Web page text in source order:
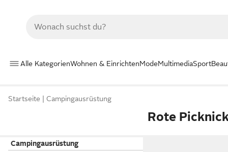
Alle KategorienWohnen & EinrichtenModeMultimediaSport
Startseite Campingausrüstung
Rote
Campingausrüstung